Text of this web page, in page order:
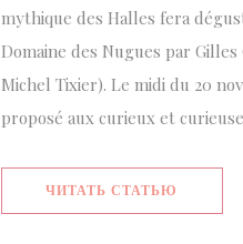
mythique des Halles fera
Domaine des Nugues par
Michel Tixier). Le midi du 20
proposé aux curieux et
ЧИТАТЬ СТАТЬЮ